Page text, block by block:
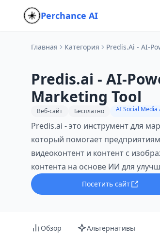
Perchance AI
Главная Категория Predis.ai - AI-
Predis.ai - AI-
Marketing Tool
Веб-сайт Бесплатно AI Social Media
Predis.ai - это инструмент для
который помогает
видеоконтент и контент с
контента на основе ИИ для
Посетить сайт
Обзор Альтернативы